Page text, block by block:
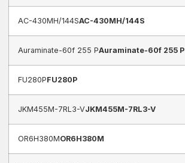
AC-430MH/144SAC-430MH/144S
Auraminate-60f 255 PAuraminate-60f 255 P
FU280PFU280P
JKM455M-7RL3-VJKM455M-7RL3-V
OR6H380MOR6H380M